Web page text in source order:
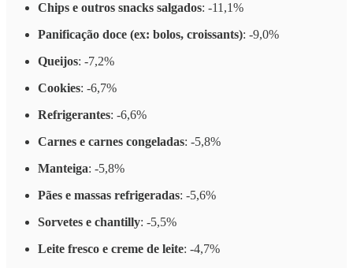
Chips e outros snacks salgados: -11,1%
Panificação doce (ex: bolos, croissants): -9,0%
Queijos: -7,2%
Cookies: -6,7%
Refrigerantes: -6,6%
Carnes e carnes congeladas: -5,8%
Manteiga: -5,8%
Pães e massas refrigeradas: -5,6%
Sorvetes e chantilly: -5,5%
Leite fresco e creme de leite: -4,7%